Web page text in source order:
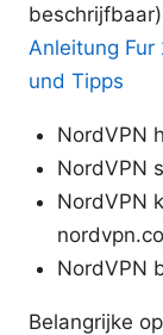
beschrijfbaar)
Anleitung Fur
und Tipps
NordVPN
NordVPN
NordVPN
NordVPN
Belangrijke